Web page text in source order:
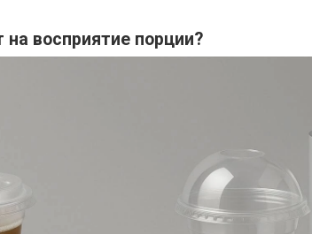
восприятие порции?